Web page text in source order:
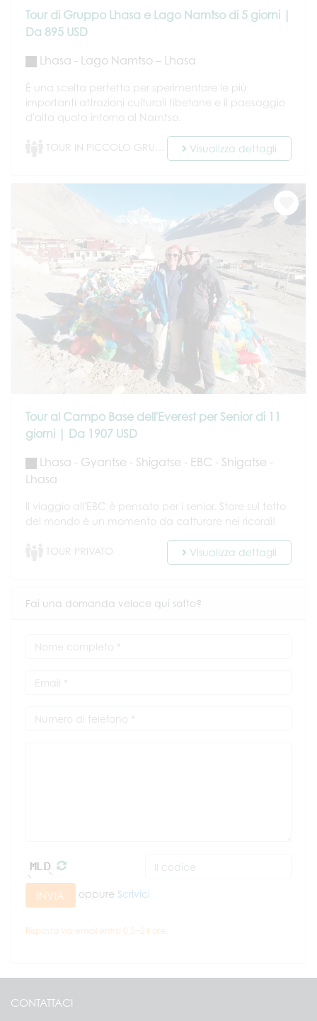
Tour di Gruppo Lhasa e Lago Namtso di 5 giorni |
Da 895 USD
Lhasa - Lago Namtso – Lhasa
È una scelta perfetta per sperimentare le più
importanti attrazioni culturali tibetane e il paesaggio
d'alta quota intorno al Namtso.
TOUR IN PICCOLO GRUPPO Visualizza dettagli
Tour al Campo Base dell'Everest per Senior di 11
giorni | Da 1907 USD
Lhasa - Gyantse - Shigatse - EBC - Shigatse -
Lhasa
Il viaggio all'EBC è pensato per i senior. Stare sul tetto
del mondo è un momento da catturare nei ricordi!
TOUR PRIVATO Visualizza dettagli
Fai una domanda veloce qui sotto?
INVIA oppure Scrivici
Risposta via email entro 0,5~24 ore.
CONTATTACI